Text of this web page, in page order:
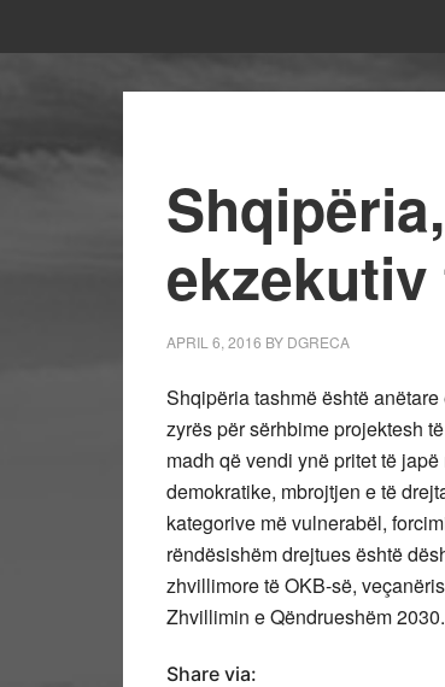
ekzekutiv
APRIL 6, 2016 BY DGRECA
Shqipëria tashmë është
zyrës për sërhbime projektesh
madh që vendi ynë pritet të
demokratike, mbrojtjen e të
kategorive më vulnerabël,
rëndësishëm drejtues është
zhvillimore të OKB-së,
Zhvillimin e Qëndrueshëm 2030.
Share via: